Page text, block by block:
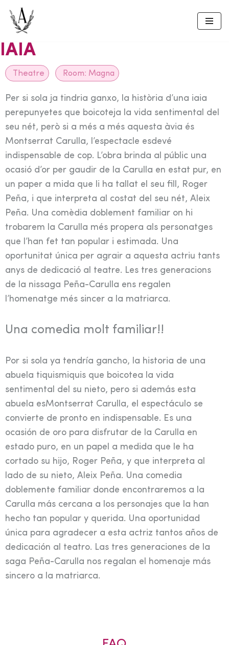
Skip
to
content
IAIA
Theatre Room: Magna
Per si sola ja tindria ganxo, la història d’una iaia
perepunyetes que boicoteja la vida sentimental del
seu nét, però si a més a més aquesta àvia és
Montserrat Carulla, l’espectacle esdevé
indispensable de cop. L’obra brinda al públic una
ocasió d’or per gaudir de la Carulla en estat pur, en
un paper a mida que li ha tallat el seu fill, Roger
Peña, i que interpreta al costat del seu nét, Aleix
Peña. Una comèdia doblement familiar on hi
trobarem la Carulla més propera als personatges
que l’han fet tan popular i estimada. Una
oportunitat única per agrair a aquesta actriu tants
anys de dedicació al teatre. Les tres generacions
de la nissaga Peña-Carulla ens regalen
l’homenatge més sincer a la matriarca.
Una comedia molt familiar!!
Por si sola ya tendría gancho, la historia de una
abuela tiquismiquis que boicotea la vida
sentimental del su nieto, pero si además esta
abuela esMontserrat Carulla, el espectáculo se
convierte de pronto en indispensable. Es una
ocasión de oro para disfrutar de la Carulla en
estado puro, en un papel a medida que le ha
cortado su hijo, Roger Peña, y que interpreta al
lado de su nieto, Aleix Peña. Una comedia
doblemente familiar donde encontraremos a la
Carulla más cercana a los personajes que la han
hecho tan popular y querida. Una oportunidad
única para agradecer a esta actriz tantos años de
dedicación al teatro. Las tres generaciones de la
saga Peña-Carulla nos regalan el homenaje más
sincero a la matriarca.